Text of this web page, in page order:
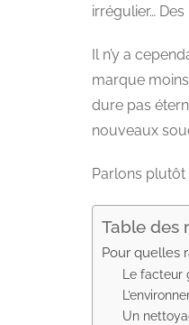
irrégulier…
Il n’y a
marque
dure pas
nouveaux
Parlons plutôt
Table des
Pour quelles
Le facteur
Un